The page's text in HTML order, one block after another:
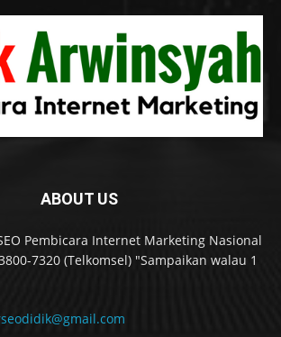
ABOUT US
Pembicara Internet Marketing Nasional
7320 (Telkomsel) "Sampaikan walau 1